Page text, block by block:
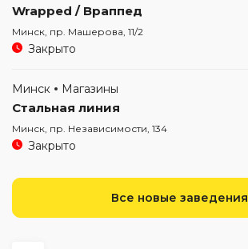
Wrapped / Враппед
Минск, пр. Машерова, 11/2
Закрыто
Минск Магазины
Стальная линия
Минск, пр. Независимости, 134
Закрыто
Все новые заведения